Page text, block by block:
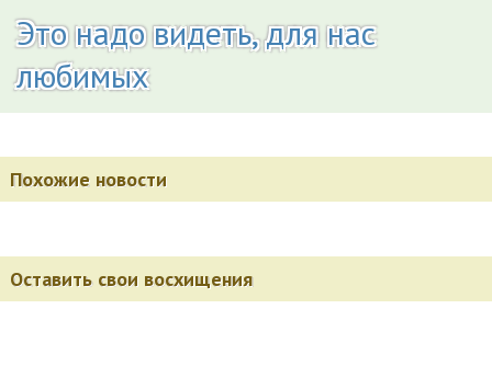
Это надо видеть, для нас
любимых
Похожие новости
Оставить свои восхищения